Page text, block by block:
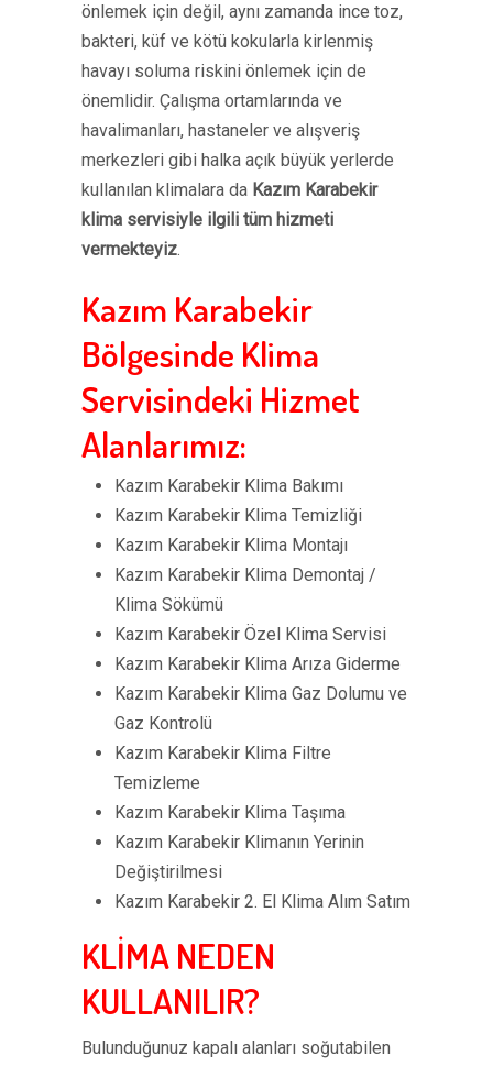
önlemek için değil, aynı zamanda ince toz,
bakteri, küf ve kötü kokularla kirlenmiş
havayı soluma riskini önlemek için de
önemlidir. Çalışma ortamlarında ve
havalimanları, hastaneler ve alışveriş
merkezleri gibi halka açık büyük yerlerde
kullanılan klimalara da Kazım Karabekir
klima servisiyle ilgili tüm hizmeti
vermekteyiz.
Kazım Karabekir
Bölgesinde Klima
Servisindeki Hizmet
Alanlarımız:
Kazım Karabekir Klima Bakımı
Kazım Karabekir Klima Temizliği
Kazım Karabekir Klima Montajı
Kazım Karabekir Klima Demontaj /
Klima Sökümü
Kazım Karabekir Özel Klima Servisi
Kazım Karabekir Klima Arıza Giderme
Kazım Karabekir Klima Gaz Dolumu ve
Gaz Kontrolü
Kazım Karabekir Klima Filtre
Temizleme
Kazım Karabekir Klima Taşıma
Kazım Karabekir Klimanın Yerinin
Değiştirilmesi
Kazım Karabekir 2. El Klima Alım Satım
KLİMA NEDEN
KULLANILIR?
Bulunduğunuz kapalı alanları soğutabilen